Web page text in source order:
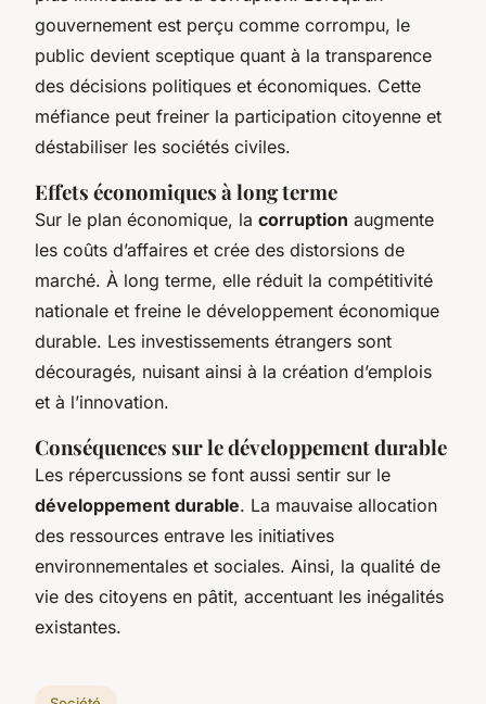
gouvernement est perçu comme corrompu, le
public devient sceptique quant à la transparence
des décisions politiques et économiques. Cette
méfiance peut freiner la participation citoyenne et
déstabiliser les sociétés civiles.
Effets économiques à long terme
Sur le plan économique, la corruption augmente
les coûts d’affaires et crée des distorsions de
marché. À long terme, elle réduit la compétitivité
nationale et freine le développement économique
durable. Les investissements étrangers sont
découragés, nuisant ainsi à la création d’emplois
et à l’innovation.
Conséquences sur le développement durable
Les répercussions se font aussi sentir sur le
développement durable. La mauvaise allocation
des ressources entrave les initiatives
environnementales et sociales. Ainsi, la qualité de
vie des citoyens en pâtit, accentuant les inégalités
existantes.